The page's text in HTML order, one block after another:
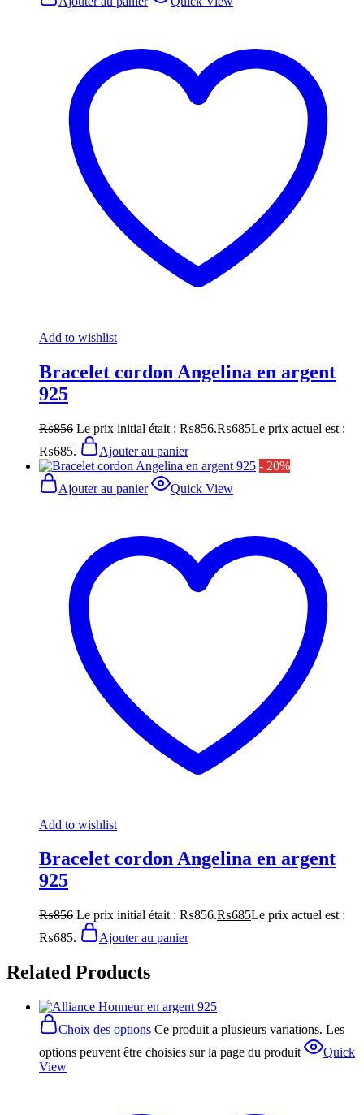
Add to wishlist
Bracelet cordon Angelina en argent
925
₨856 Le prix initial était : ₨856.₨685Le prix actuel est :
₨685.
Ajouter au panier
- 20%
Ajouter au panier
Quick View
Add to wishlist
Bracelet cordon Angelina en argent
925
₨856 Le prix initial était : ₨856.₨685Le prix actuel est :
₨685.
Ajouter au panier
Related Products
Choix des options Ce produit a plusieurs variations. Les
options peuvent être choisies sur la page du produit
Quick
View